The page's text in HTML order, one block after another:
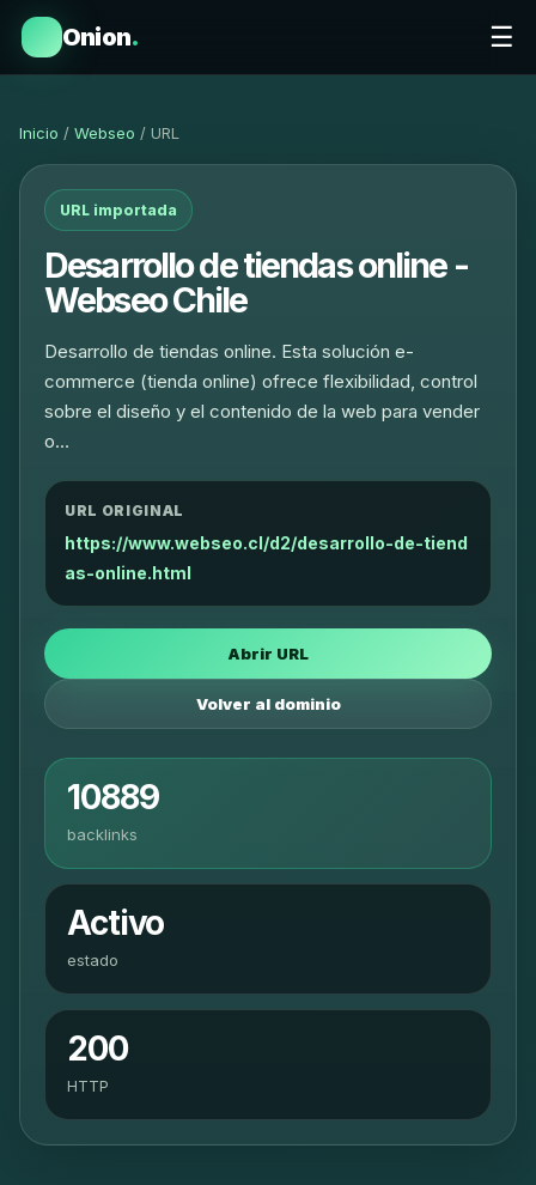
Onion. ☰
Inicio / Webseo / URL
URL importada
Desarrollo de tiendas online -
Webseo Chile
Desarrollo de tiendas online. Esta solución e-
commerce (tienda online) ofrece flexibilidad, control
sobre el diseño y el contenido de la web para vender
o…
URL ORIGINAL
https://www.webseo.cl/d2/desarrollo-de-tiend
as-online.html
Abrir URL
Volver al dominio
10889
backlinks
Activo
estado
200
HTTP